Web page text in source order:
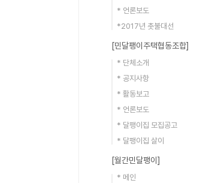
* 언론보도
*2017년 촛불대선
[민달팽이주택협동조합]
* 단체소개
* 공지사항
* 활동보고
* 언론보도
* 달팽이집 모집공고
* 달팽이집 살이
[월간민달팽이]
* 메인